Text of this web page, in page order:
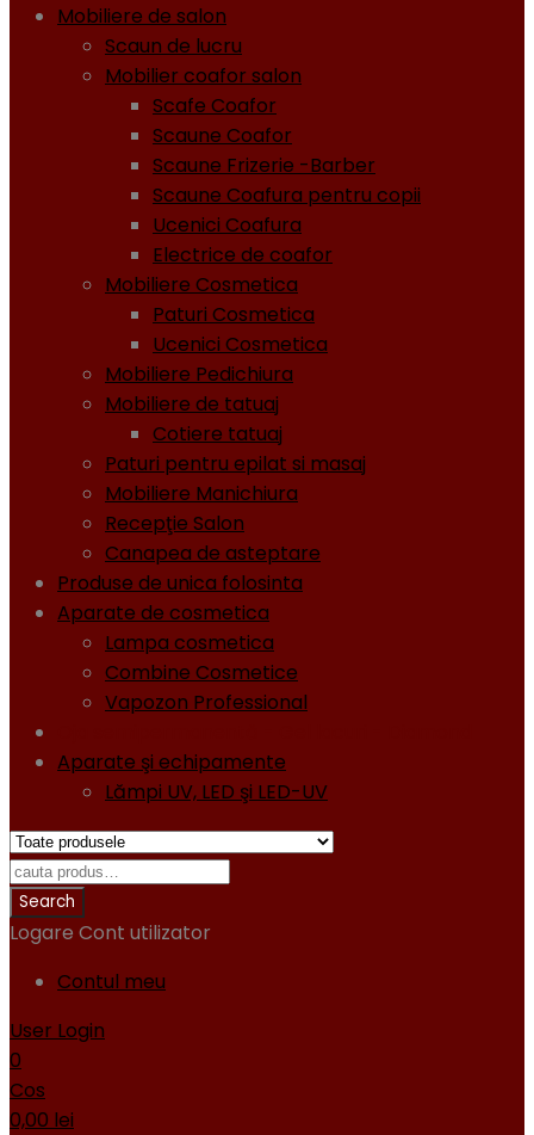
Mobiliere de salon
Scaun de lucru
Mobilier coafor salon
Scafe Coafor
Scaune Coafor
Scaune Frizerie -Barber
Scaune Coafura pentru copii
Ucenici Coafura
Electrice de coafor
Mobiliere Cosmetica
Paturi Cosmetica
Ucenici Cosmetica
Mobiliere Pedichiura
Mobiliere de tatuaj
Cotiere tatuaj
Paturi pentru epilat si masaj
Mobiliere Manichiura
Recepţie Salon
Canapea de asteptare
Produse de unica folosinta
Aparate de cosmetica
Lampa cosmetica
Combine Cosmetice
Vapozon Professional
Aparate şi echipamente
Lămpi UV, LED şi LED-UV
Logare Cont utilizator
Contul meu
User Login
0
Cos
0,00 lei